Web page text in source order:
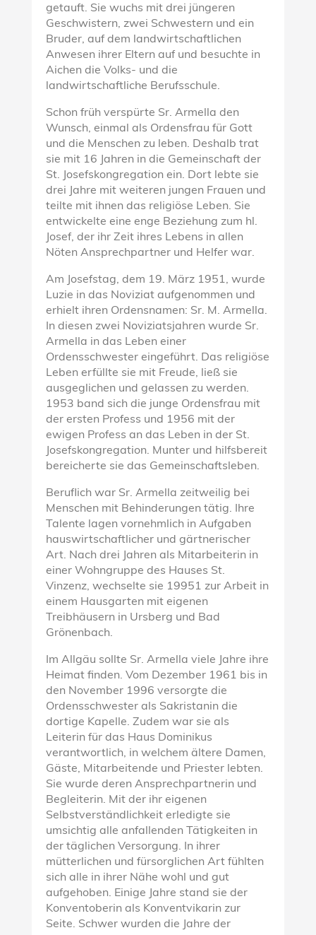
getauft. Sie wuchs mit drei jüngeren
Geschwistern, zwei Schwestern und ein
Bruder, auf dem landwirtschaftlichen
Anwesen ihrer Eltern auf und besuchte in
Aichen die Volks- und die
landwirtschaftliche Berufsschule.
Schon früh verspürte Sr. Armella den
Wunsch, einmal als Ordensfrau für Gott
und die Menschen zu leben. Deshalb trat
sie mit 16 Jahren in die Gemeinschaft der
St. Josefskongregation ein. Dort lebte sie
drei Jahre mit weiteren jungen Frauen und
teilte mit ihnen das religiöse Leben. Sie
entwickelte eine enge Beziehung zum hl.
Josef, der ihr Zeit ihres Lebens in allen
Nöten Ansprechpartner und Helfer war.
Am Josefstag, dem 19. März 1951, wurde
Luzie in das Noviziat aufgenommen und
erhielt ihren Ordensnamen: Sr. M. Armella.
In diesen zwei Noviziatsjahren wurde Sr.
Armella in das Leben einer
Ordensschwester eingeführt. Das religiöse
Leben erfüllte sie mit Freude, ließ sie
ausgeglichen und gelassen zu werden.
1953 band sich die junge Ordensfrau mit
der ersten Profess und 1956 mit der
ewigen Profess an das Leben in der St.
Josefskongregation. Munter und hilfsbereit
bereicherte sie das Gemeinschaftsleben.
Beruflich war Sr. Armella zeitweilig bei
Menschen mit Behinderungen tätig. Ihre
Talente lagen vornehmlich in Aufgaben
hauswirtschaftlicher und gärtnerischer
Art. Nach drei Jahren als Mitarbeiterin in
einer Wohngruppe des Hauses St.
Vinzenz, wechselte sie 19951 zur Arbeit in
einem Hausgarten mit eigenen
Treibhäusern in Ursberg und Bad
Grönenbach.
Im Allgäu sollte Sr. Armella viele Jahre ihre
Heimat finden. Vom Dezember 1961 bis in
den November 1996 versorgte die
Ordensschwester als Sakristanin die
dortige Kapelle. Zudem war sie als
Leiterin für das Haus Dominikus
verantwortlich, in welchem ältere Damen,
Gäste, Mitarbeitende und Priester lebten.
Sie wurde deren Ansprechpartnerin und
Begleiterin. Mit der ihr eigenen
Selbstverständlichkeit erledigte sie
umsichtig alle anfallenden Tätigkeiten in
der täglichen Versorgung. In ihrer
mütterlichen und fürsorglichen Art fühlten
sich alle in ihrer Nähe wohl und gut
aufgehoben. Einige Jahre stand sie der
Konventoberin als Konventvikarin zur
Seite. Schwer wurden die Jahre der